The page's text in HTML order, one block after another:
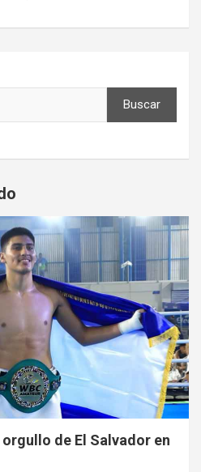
Buscar
de El Salvador en